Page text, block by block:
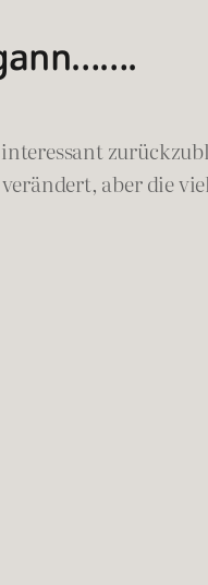
aber die